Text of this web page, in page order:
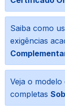
Saiba como
exigências
Veja o
completas